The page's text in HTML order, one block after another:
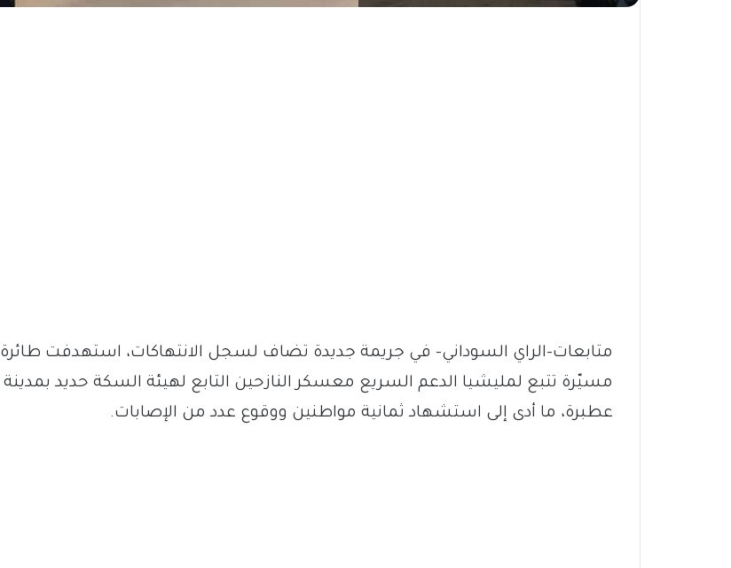
متابعات–الراي السوداني- في جريمة جديدة تضاف لسجل الانتهاكات، استهدفت طائرة
مسيّرة تتبع لمليشيا الدعم السريع معسكر النازحين التابع لهيئة السكة حديد بمدينة
عطبرة، ما أدى إلى استشهاد ثمانية مواطنين ووقوع عدد من الإصابات.